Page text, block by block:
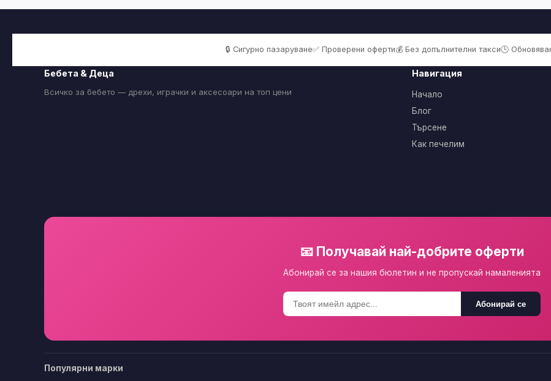
🔒 Сигурно пазаруване✅ Проверени оферти💰 Без допълнителни такси🕒
Бебета & Деца
Всичко за бебето — дрехи, играчки и аксесоари на топ цени
Навигация
Начало
Блог
Търсене
Как печелим
📧 Получавай най-добрите оферти
Абонирай се за нашия бюлетин и не пропускай намаленията
Абонирай се
Популярни марки